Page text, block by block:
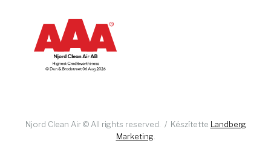
Njord Clean Air © All rights reserved. / Készítette Landberg
Marketing